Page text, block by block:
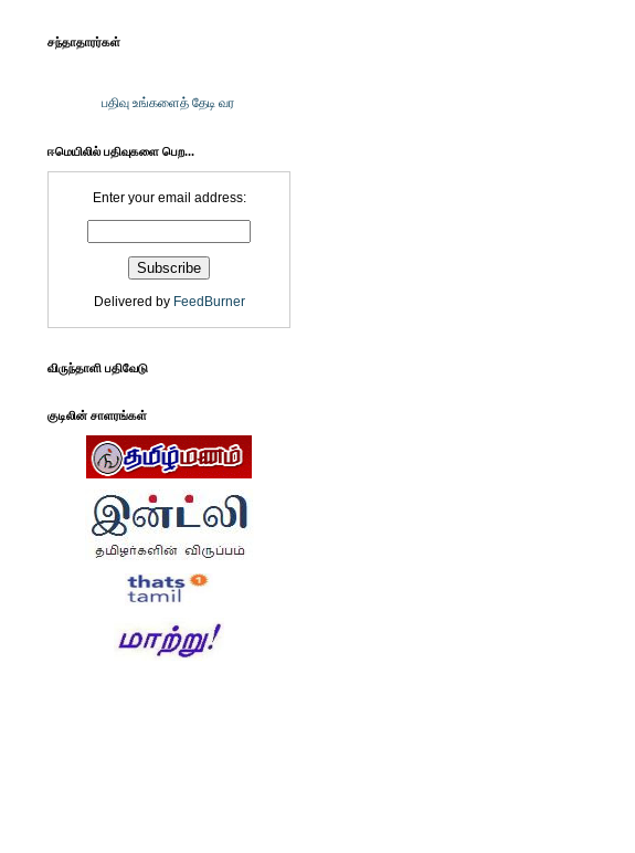
சந்தாதாரர்கள்
பதிவு உங்களைத் தேடி வர
ஈமெயிலில் பதிவுகளை பெற...
Enter your email address:
Delivered by FeedBurner
விருந்தாளி பதிவேடு
குடிலின் சாளரங்கள்